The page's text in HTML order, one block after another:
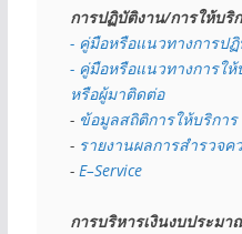
การปฏิบัติงาน/การให้บริ
- คู่มือหรือแนวทางการป
- คู่มือหรือแนวทางการใ
หรือผู้มาติดต่อ
- ข้อมูลสถิติการให้บริการ
- รายงานผลการสำรวจค
- E–Service
การบริหารเงินงบประมา